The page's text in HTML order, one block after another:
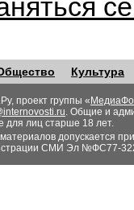
Культура
проект группы «
. Общие и
для лиц старше 18 лет.
допускается
СМИ Эл №ФС77-